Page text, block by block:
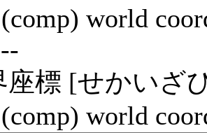
world
座標 [せかいざ
world